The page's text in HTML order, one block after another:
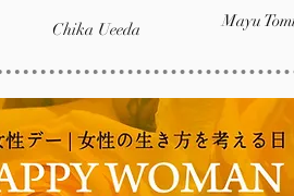
​Chika Ueeda ​Mayu